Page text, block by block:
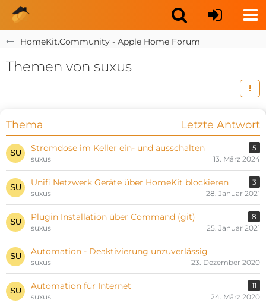
HomeKit.Community - Apple Home Forum
Themen von suxus
Thema Letzte Antwort
Stromdose im Keller ein- und ausschalten
5
suxus
13. März 2024
Unifi Netzwerk Geräte über HomeKit blockieren
3
suxus
28. Januar 2021
Plugin Installation über Command (git)
8
suxus
25. Januar 2021
Automation - Deaktivierung unzuverlässig
suxus 23. Dezember 2020
Automation für Internet
11
suxus
24. März 2020